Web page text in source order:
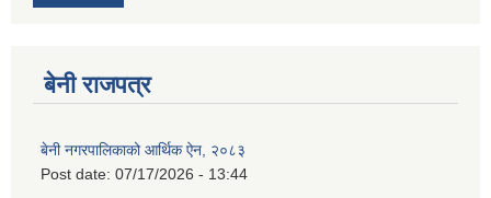
बेनी राजपत्र
बेनी नगरपालिकाको आर्थिक ऐन, २०८३
Post date: 07/17/2026 - 13:44